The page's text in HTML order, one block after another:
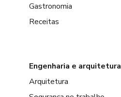
Gastronomia
Receitas
Engenharia e arquitetura
Arquitetura